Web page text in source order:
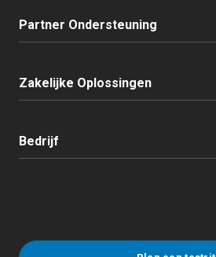
Partner Ondersteuning
Zakelijke Oplossingen
Bedrijf